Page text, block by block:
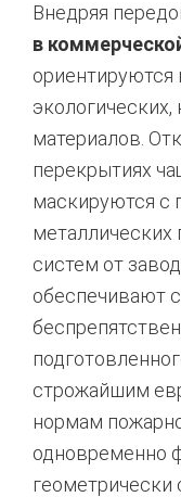
Внедряя
в
ориентируются
материалов.
перекрытиях
маскируются
систем от
обеспечивают
строжайшим
нормам
одновременно